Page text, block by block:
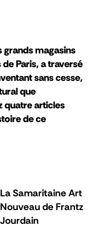
grands magasins
Paris, a traversé
sans cesse,
que
quatre articles
de ce
La Samaritaine Art
Nouveau de Frantz
Jourdain